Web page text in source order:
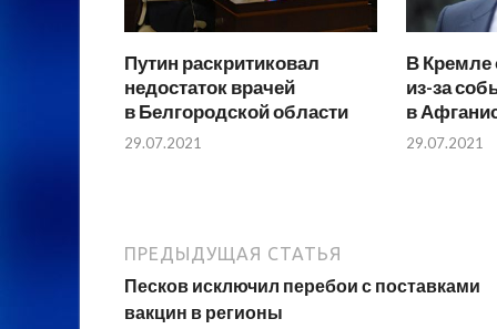
Путин раскритиковал
недостаток врачей
в Белгородской области
29.07.2021
В Кремле
из-за
в
29.07.2021
ПРЕДЫДУЩАЯ СТАТЬЯ
Песков исключил перебои с поставками
вакцин в регионы